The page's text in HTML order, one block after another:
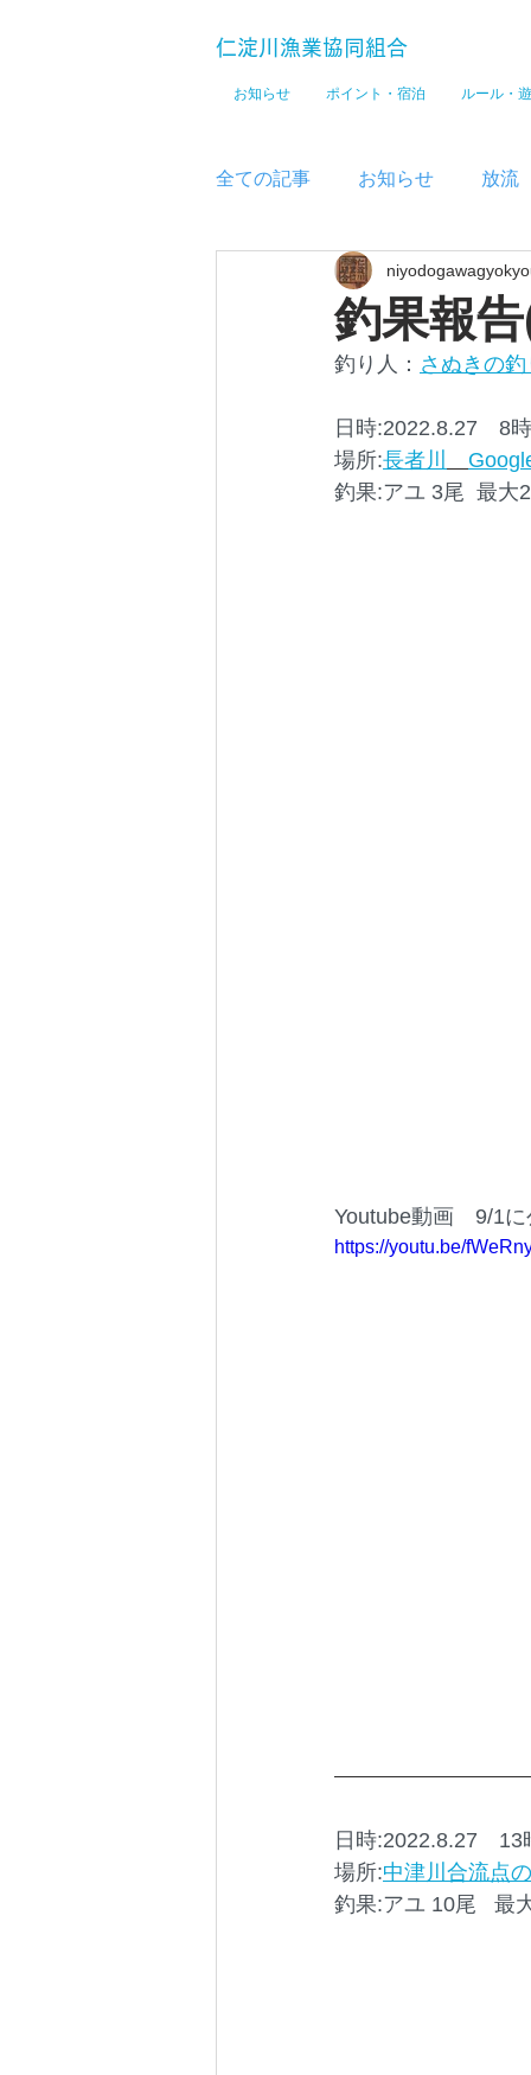
仁淀川漁業協同組合
お知らせ ポイント・宿泊 ルール・
全ての記事 お知らせ 放流
メディア
釣果報告
釣り人： さぬきの
日時:2022.8.27　8
場所:長者川
釣果:アユ 3尾  最大
Youtube動画　9/1に
https://youtu.be/
日時:2022.8.27　13
場所:中津川合流点
釣果:アユ 10尾   最